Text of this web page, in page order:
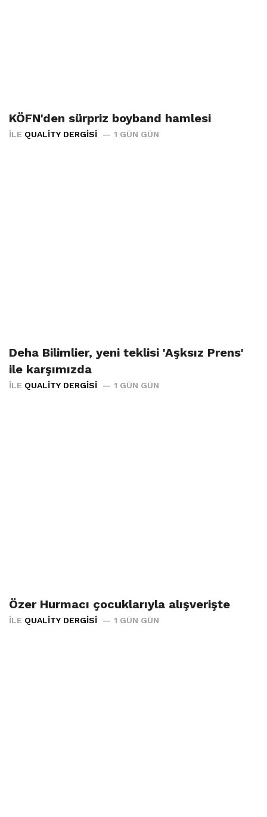
KÖFN'den sürpriz boyband hamlesi
İLE QUALITY DERGISI 1 GÜN GÜN
Deha Bilimlier, yeni teklisi 'Aşksız Prens'
ile karşımızda
İLE QUALITY DERGISI 1 GÜN GÜN
Özer Hurmacı çocuklarıyla alışverişte
İLE QUALITY DERGISI 1 GÜN GÜN